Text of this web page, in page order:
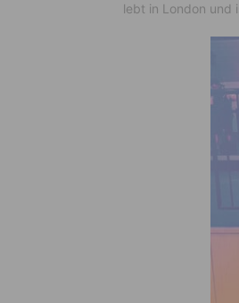
lebt in London und